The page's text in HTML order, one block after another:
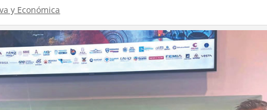
y Económica